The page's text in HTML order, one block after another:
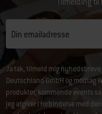
Din emailadresse
Ja tak, tilmeld mig nyhedsbreve
Deutschland GmbH og modtag
produkter, kommende events
jeg afgiver i forbindelse med